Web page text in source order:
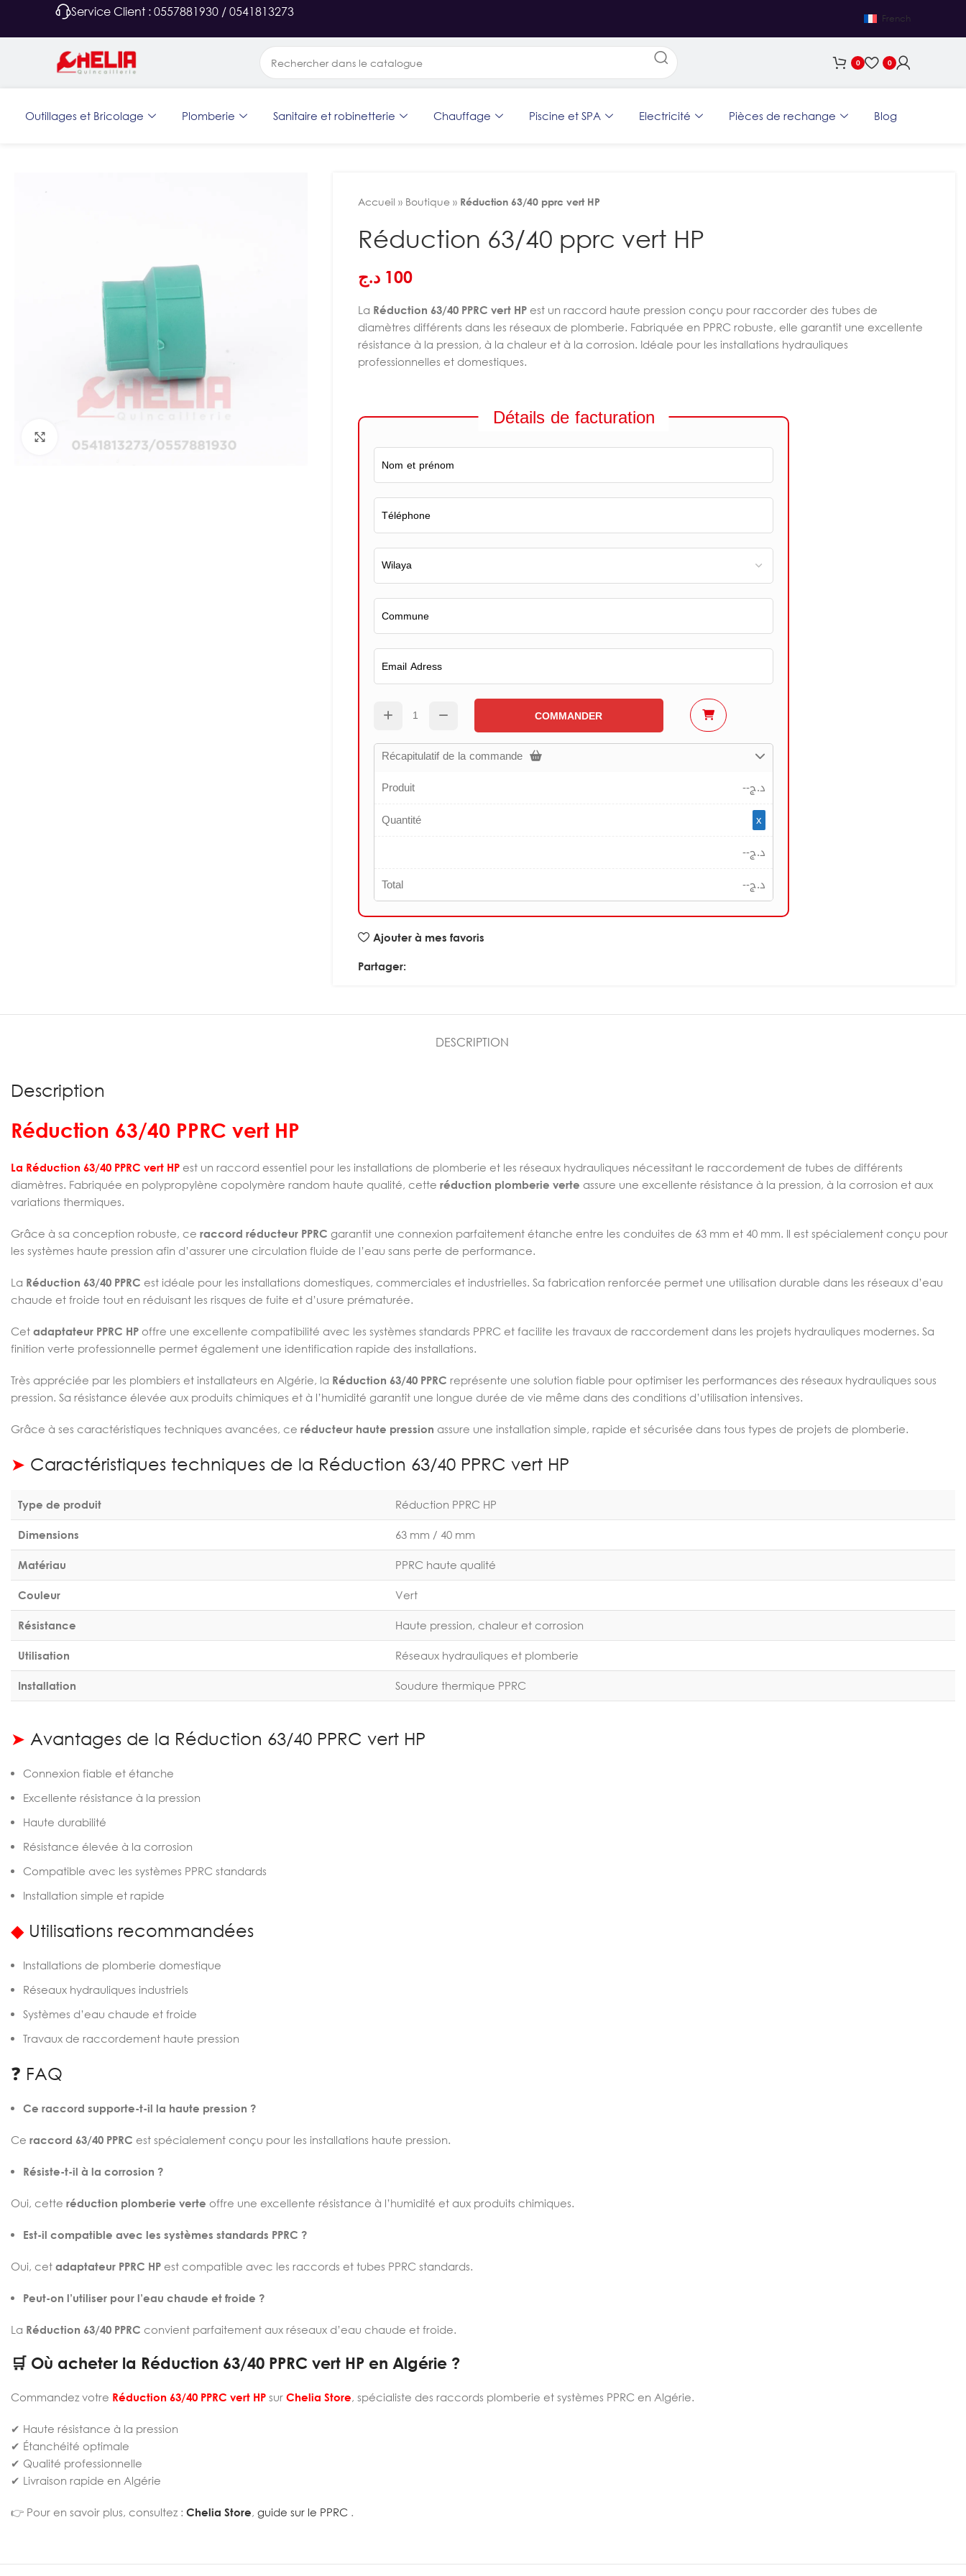
Service Client : 0557881930 / 0541813273 French
0 0
Outillages et Bricolage Plomberie Sanitaire et robinetterie Chauffage Piscine et SPA Electricité Pièces de rechange Blog
Accueil » Boutique » Réduction 63/40 pprc vert HP
Réduction 63/40 pprc vert HP
100 د.ج
La Réduction 63/40 PPRC vert HP est un raccord haute pression conçu pour raccorder des tubes de
diamètres différents dans les réseaux de plomberie. Fabriquée en PPRC robuste, elle garantit une excellente
résistance à la pression, à la chaleur et à la corrosion. Idéale pour les installations hydrauliques
professionnelles et domestiques.
Détails de facturation
COMMANDER
Récapitulatif de la commande
Produit
--د.ج
Quantité
x
--د.ج
Total
--د.ج
Ajouter à mes favoris
Partager:
DESCRIPTION
Description
Réduction 63/40 PPRC vert HP
La Réduction 63/40 PPRC vert HP est un raccord essentiel pour les installations de plomberie et les réseaux hydrauliques nécessitant le raccordement de tubes de différents
diamètres. Fabriquée en polypropylène copolymère random haute qualité, cette réduction plomberie verte assure une excellente résistance à la pression, à la corrosion et aux
variations thermiques.
Grâce à sa conception robuste, ce raccord réducteur PPRC garantit une connexion parfaitement étanche entre les conduites de 63 mm et 40 mm. Il est spécialement conçu pour
les systèmes haute pression afin d’assurer une circulation fluide de l’eau sans perte de performance.
La Réduction 63/40 PPRC est idéale pour les installations domestiques, commerciales et industrielles. Sa fabrication renforcée permet une utilisation durable dans les réseaux d’eau
chaude et froide tout en réduisant les risques de fuite et d’usure prématurée.
Cet adaptateur PPRC HP offre une excellente compatibilité avec les systèmes standards PPRC et facilite les travaux de raccordement dans les projets hydrauliques modernes. Sa
finition verte professionnelle permet également une identification rapide des installations.
Très appréciée par les plombiers et installateurs en Algérie, la Réduction 63/40 PPRC représente une solution fiable pour optimiser les performances des réseaux hydrauliques sous
pression. Sa résistance élevée aux produits chimiques et à l’humidité garantit une longue durée de vie même dans des conditions d’utilisation intensives.
Grâce à ses caractéristiques techniques avancées, ce réducteur haute pression assure une installation simple, rapide et sécurisée dans tous types de projets de plomberie.
➤ Caractéristiques techniques de la Réduction 63/40 PPRC vert HP
Type de produit Réduction PPRC HP
Dimensions 63 mm / 40 mm
Matériau PPRC haute qualité
Couleur Vert
Résistance Haute pression, chaleur et corrosion
Utilisation Réseaux hydrauliques et plomberie
Installation Soudure thermique PPRC
➤ Avantages de la Réduction 63/40 PPRC vert HP
Connexion fiable et étanche
Excellente résistance à la pression
Haute durabilité
Résistance élevée à la corrosion
Compatible avec les systèmes PPRC standards
Installation simple et rapide
◆Utilisations recommandées
Installations de plomberie domestique
Réseaux hydrauliques industriels
Systèmes d’eau chaude et froide
Travaux de raccordement haute pression
❓ FAQ
Ce raccord supporte-t-il la haute pression ?
Ce raccord 63/40 PPRC est spécialement conçu pour les installations haute pression.
Résiste-t-il à la corrosion ?
Oui, cette réduction plomberie verte offre une excellente résistance à l’humidité et aux produits chimiques.
Est-il compatible avec les systèmes standards PPRC ?
Oui, cet adaptateur PPRC HP est compatible avec les raccords et tubes PPRC standards.
Peut-on l’utiliser pour l’eau chaude et froide ?
La Réduction 63/40 PPRC convient parfaitement aux réseaux d’eau chaude et froide.
🛒 Où acheter la Réduction 63/40 PPRC vert HP en Algérie ?
Commandez votre Réduction 63/40 PPRC vert HP sur Chelia Store, spécialiste des raccords plomberie et systèmes PPRC en Algérie.
✔ Haute résistance à la pression
✔ Étanchéité optimale
✔ Qualité professionnelle
✔ Livraison rapide en Algérie
👉 Pour en savoir plus, consultez : Chelia Store, guide sur le PPRC .